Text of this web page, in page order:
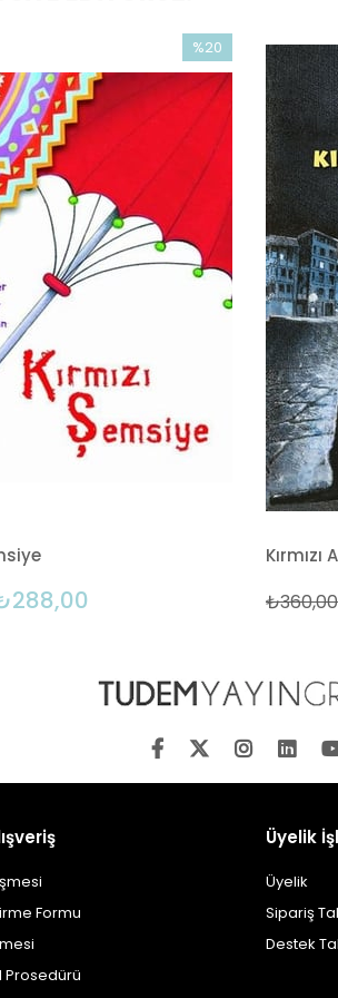
%20
İndirim
%20İndirim
₺360,00
Formu
Prosedürü
Üyelik
Üyelik
Sipariş
Destek